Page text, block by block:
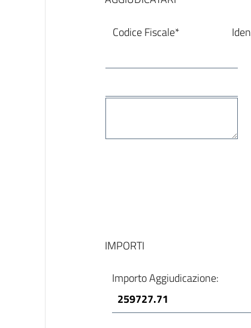
Codice Fiscale*
IMPORTI
Importo Aggiudicazione: